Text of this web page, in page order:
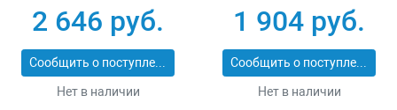
2 646 руб.
Сообщить о поступлении
Нет в наличии
22_z02
1 904 руб.
Сообщить о поступлении
Нет в наличии